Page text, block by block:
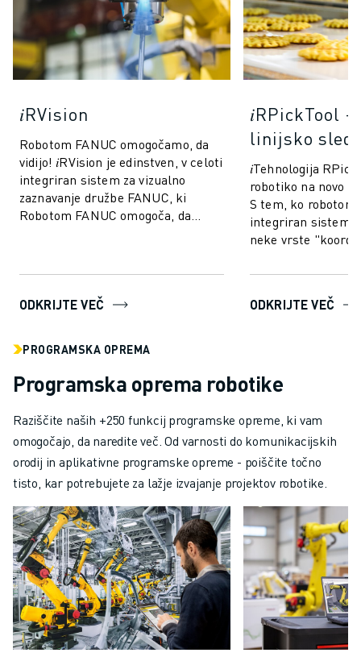
𝑖RVision
Robotom FANUC omogočamo, da
vidijo! 𝑖RVision je edinstven, v celoti
integriran sistem za vizualno
zaznavanje družbe FANUC, ki
Robotom FANUC omogoča, da
ODKRIJTE VEČ
𝑖RPickTool -
linijsko
𝑖Tehnologija
robotiko na novo
S tem, ko robotom
integriran sistem
neke vrste
ODKRIJTE VEČ
PROGRAMSKA OPREMA
Programska oprema robotike
Raziščite naših +250 funkcij programske opreme, ki vam
omogočajo, da naredite več. Od varnosti do komunikacijskih
orodij in aplikativne programske opreme - poiščite točno
tisto, kar potrebujete za lažje izvajanje projektov robotike.